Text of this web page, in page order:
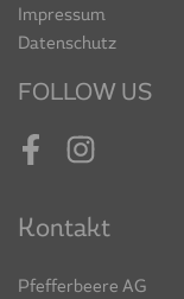
Impressum
Datenschutz
FOLLOW US
FacebookInstagram
Kontakt
Pfefferbeere AG